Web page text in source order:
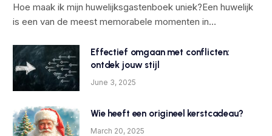
Hoe maak ik mijn huwelijksgastenboek uniek?Een huwelijk
is een van de meest memorabele momenten in…
Effectief omgaan met conflicten:
ontdek jouw stijl
June 3, 2025
Wie heeft een origineel kerstcadeau?
March 20, 2025